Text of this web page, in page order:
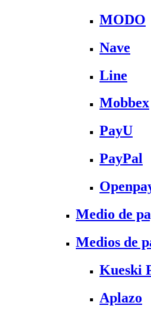
MODO
Nave
Line
Mobbex
PayU
PayPal
Medio de
Medios de
Kueski
Aplazo